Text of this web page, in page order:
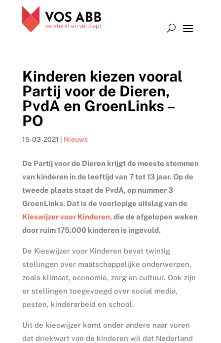
Kinderen kiezen vooral
Partij voor de Dieren,
PvdA en GroenLinks –
PO
15-03-2021 Nieuws
De Partij voor de Dieren krijgt de meeste stemmen
van kinderen in de leeftijd van 7 tot 13 jaar. Op de
tweede plaats staat de PvdA, op nummer 3
GroenLinks. Dat is de voorlopige uitslag van de
Kieswijzer voor Kinderen, die de afgelopen weken
door ruim 175.000 kinderen is ingevuld.
De Kieswijzer voor Kinderen bevat twintig
stellingen over maatschappelijke onderwerpen,
zoals klimaat, economie, zorg en cultuur. Ook zijn
er stellingen toegevoegd over social media,
pesten, kinderarbeid en school.
Uit de kieswijzer komt onder andere naar voren
dat driekwart van de kinderen wil dat Nederland